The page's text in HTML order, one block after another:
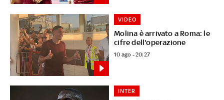
Molina è arrivato a Roma: le
cifre dell'operazione
VIDEO
10 ago - 20:27
INTER